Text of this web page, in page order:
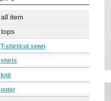
all item
tops
T-shirt/cut sewn
shirts
knit
outer